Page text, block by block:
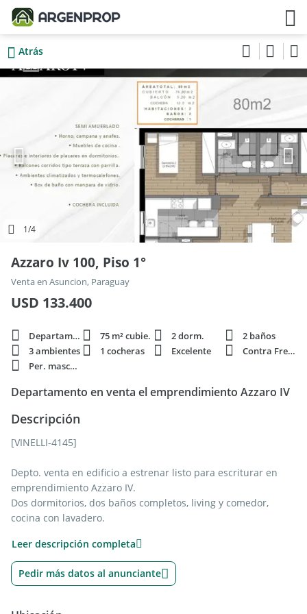
Atrás
1/4
Azzaro Iv 100, Piso 1°
Venta en Asuncion, Paraguay
USD 133.400
Departamento 75 m² cubie. 2 dorm.
2 baños
3 ambientes
1 cocheras Excelente
Contra Frente
Per. mascota
Departamento en venta el emprendimiento Azzaro IV
Descripción
[VINELLI-4145]
Depto. venta en edificio a estrenar listo para escriturar en
emprendimiento Azzaro IV.
Dos dormitorios, dos baños completos, living y comedor,
cocina con lavadero.
EL EDIFICIO:
Moderno edificio residencial terminado, listo para entregar y
y 3 dormitorios, además de hall de acceso peatonal, ascensor
Leer descripción completa
Pedir más datos al anunciante